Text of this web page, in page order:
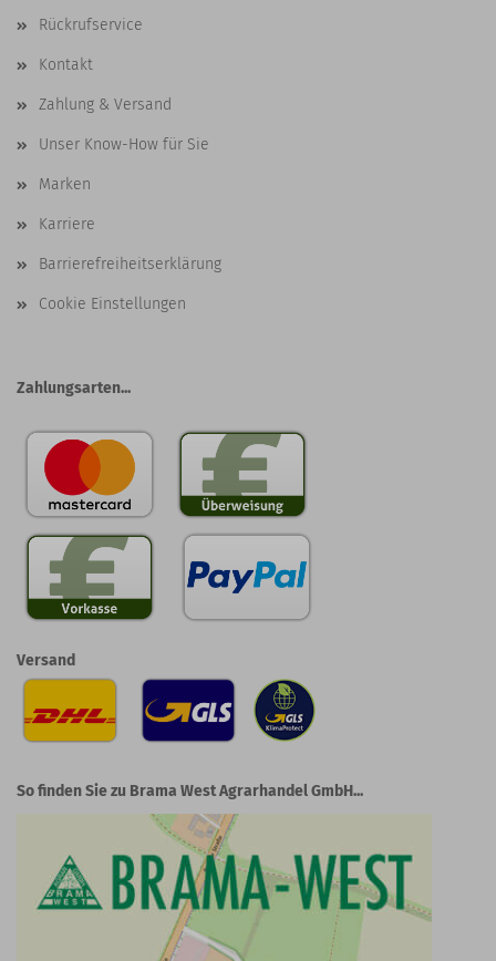
Rückrufservice
Kontakt
Zahlung & Versand
Unser Know-How für Sie
Marken
Karriere
Barrierefreiheitserklärung
Cookie Einstellungen
Zahlungsarten...
Versand
So finden Sie zu Brama West Agrarhandel GmbH...